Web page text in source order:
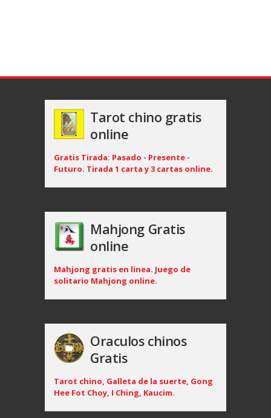
Tarot chino gratis
online
Gratis Tirada: Pasado - Presente -
Futuro. Tirada 1 carta y 3 cartas online.
Mahjong Gratis
online
Mahjong gratis en linea. Juego de
solitario Mahjong online.
Oraculos chinos
Gratis
Tarot chino, Galleta de la suerte, Gong
Hee Fot Choy, I Ching, Kaucim.